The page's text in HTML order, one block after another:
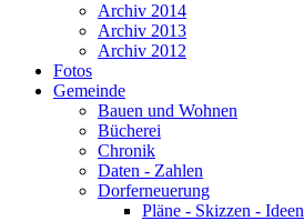
Archiv 2014
Archiv 2013
Archiv 2012
Fotos
Gemeinde
Bauen und Wohnen
Bücherei
Chronik
Daten - Zahlen
Dorferneuerung
Pläne - Skizzen - Ideen